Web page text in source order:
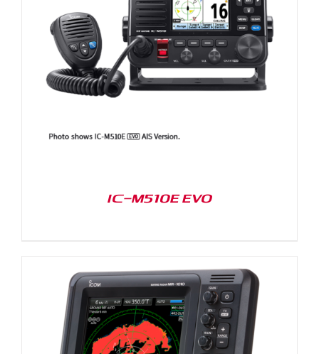
IC-M510E EVO